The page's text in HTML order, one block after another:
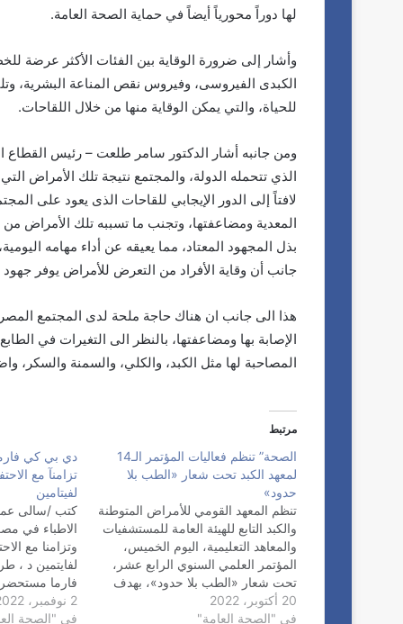
لها دوراً محورياً أيضاً في حماية الصحة العامة.
وأشار إلى ضرورة الوقاية بين الفئات الأكثر عرضة
الكبدى الفيروسى، وفيروس نقص المناعة البشرية،
للحياة، والتي يمكن الوقاية منها من خلال اللقاحات.
الذي تتحمله الدولة، والمجتمع نتيجة تلك الأمراض
لافتاً إلى الدور الإيجابي للقاحات الذى يعود على
المعدية ومضاعفتها، وتجنب ما تسببه تلك
بذل المجهود المعتاد، مما يعيقه عن أداء مهامه
جانب أن وقاية الأفراد من التعرض للأمراض يوفر جهود
هذا الى جانب ان هناك حاجة ملحة لدى المجتمع
الإصابة بها ومضاعفتها، بالنظر الى التغيرات في
المصاحبة لها مثل الكبد، والكلي، والسمنة والسكر،
مرتبط
الصحة” تنظم فعاليات المؤتمر الـ14
لمعهد الكبد تحت شعار «الطب بلا
حدود»
تنظم المعهد القومي للأمراض المتوطنة
والكبد التابع للهيئة العامة للمستشفيات
والمعاهد التعليمية، اليوم الخميس،
المؤتمر العلمي السنوي الرابع عشر،
تحت شعار «الطب بلا حدود»، بهدف
التوسع في تبادل الخبرات بين الأطباء
بتخصص طب وجراحة الجهاز الهضمي
20 أكتوبر، 2022
في "الصحة العامة"
دي بي كي
تزامنآ مع
لفيتامين
كتب /سالى
الاطباء في
وتزامنا مع
لفايتمين د
فارما مستحضر
الشمسي )
2 نوفمبر، 2022
في "الصحة